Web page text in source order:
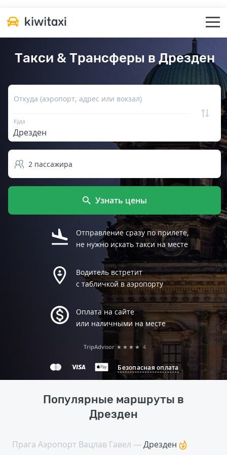
Такси & Трансферы в Дрезден
Откуда (аэропорт, адрес или вокзал)
Куда
2 пассажира
Узнать цены
Отправление сразу по прилете,
не нужно искать такси на месте
Водитель встретит
с табличкой в аэропорту
Оплата на сайте
или наличными на месте
Безопасная оплата
TripAdvisor ★★★★ 4
Популярные маршруты в
Дрезден
Прага Аэропорт Вацлав Гавел — Дрезден